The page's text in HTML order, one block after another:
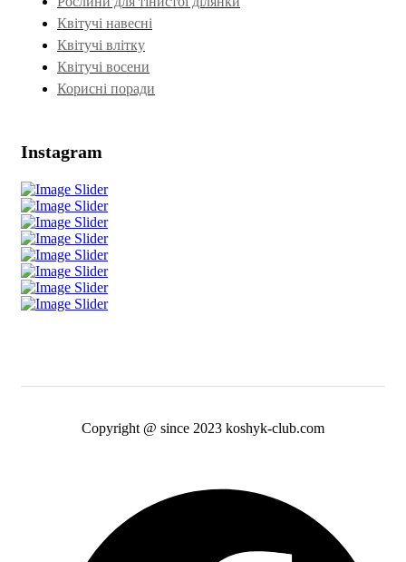
Квітучі навесні
Квітучі влітку
Квітучі восени
Корисні поради
Instagram
Copyright @ since 2023 koshyk-club.com